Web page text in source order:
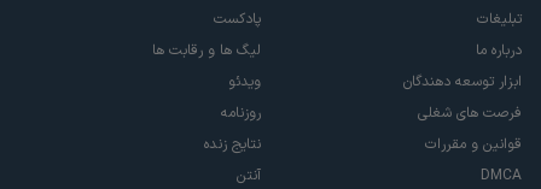
تبلیغات
درباره ما
ابزار توسعه دهندگان
فرصت های شغلی
قوانین و مقررات
DMCA
پادکست
لیگ ها و رقابت ها
ویدئو
روزنامه
نتایج زنده
آنتن